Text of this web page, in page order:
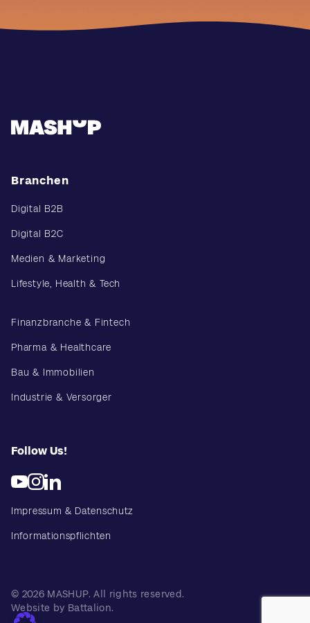
Branchen
Digital B2B
Digital B2C
Medien & Marketing
Lifestyle, Health & Tech
Finanzbranche & Fintech
Pharma & Healthcare
Bau & Immobilien
Industrie & Versorger
Follow Us!
Impressum & Datenschutz
Informationspflichten
© 2026 MASHUP. All rights reserved.
Website by Battalion.